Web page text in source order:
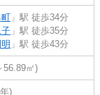
」駅 徒歩34分
」駅 徒歩35分
」駅 徒歩43分
56.89㎡)
)